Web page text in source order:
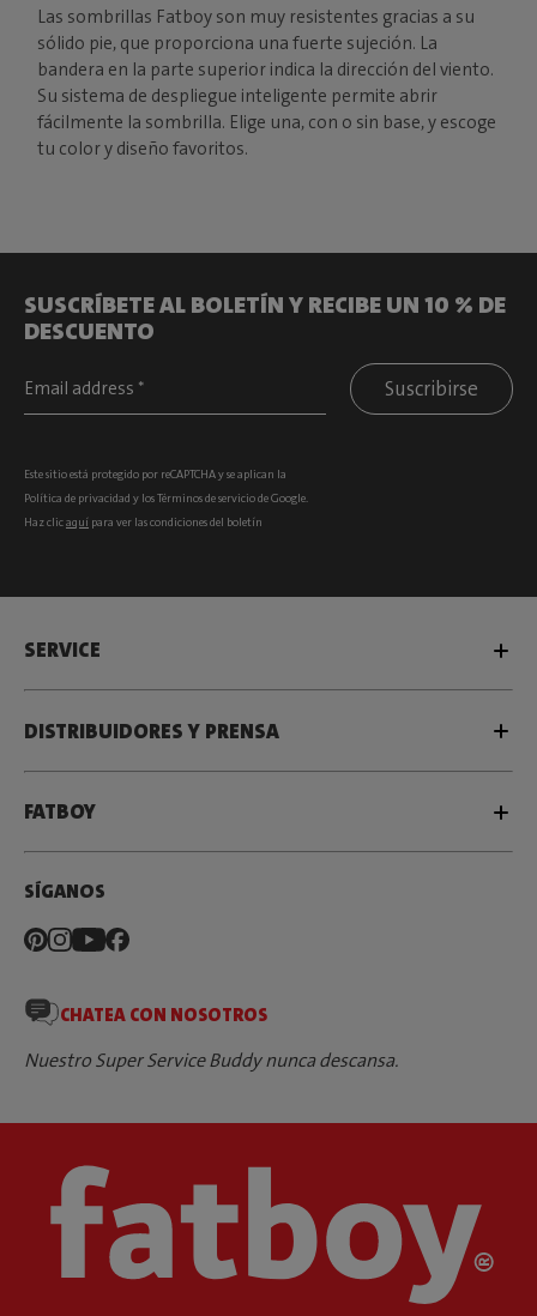
Las sombrillas Fatboy son muy resistentes gracias a su
sólido pie, que proporciona una fuerte sujeción. La
bandera en la parte superior indica la dirección del viento.
Su sistema de despliegue inteligente permite abrir
fácilmente la sombrilla. Elige una, con o sin base, y escoge
tu color y diseño favoritos.
SUSCRÍBETE AL BOLETÍN Y RECIBE UN 10 % DE
DESCUENTO
Suscribirse
Este sitio está protegido por reCAPTCHA y se aplican la
Política de privacidad y losTérminos de serviciode Google.
Haz clicaquí para ver las condiciones del boletín
SERVICE
DISTRIBUIDORES Y PRENSA
FATBOY
SÍGANOS
CHATEA CON NOSOTROS
Nuestro Super Service Buddy nunca descansa.